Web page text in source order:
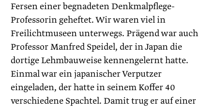
Fersen einer begnadeten Denkmalpflege-
Professorin geheftet. Wir waren viel in
Freilichtmuseen unterwegs. Prägend war auch
Professor Manfred Speidel, der in Japan die
dortige Lehmbauweise kennengelernt hatte.
Einmal war ein japanischer Verputzer
eingeladen, der hatte in seinem Koffer 40
verschiedene Spachtel. Damit trug er auf einer